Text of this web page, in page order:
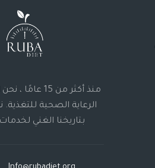
منذ أكثر من 15
الرعاية الصحية
بتاريخنا الغني